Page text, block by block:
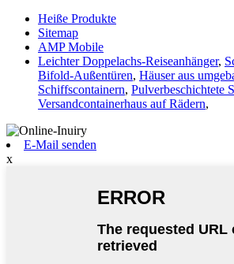
Heiße Produkte
Sitemap
AMP Mobile
Leichter Doppelachs-Reiseanhänger,
Bifold-Außentüren, Häuser aus
Schiffscontainern, Pulverbeschichtete
Versandcontainerhaus auf Rädern,
E-Mail senden
x